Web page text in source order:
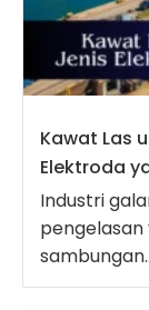
Kawat Las
Elektroda
Industri